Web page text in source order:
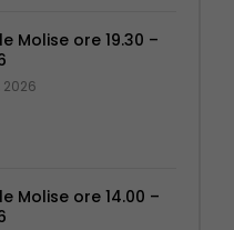
Molise ore 19.30 –
2026
Molise ore 14.00 –